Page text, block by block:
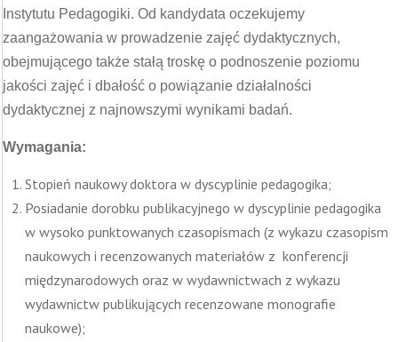
Instytutu Pedagogiki. Od kandydata oczekujemy
zaangażowania w prowadzenie zajęć dydaktycznych,
obejmującego także stałą troskę o podnoszenie poziomu
jakości zajęć i dbałość o powiązanie działalności
dydaktycznej z najnowszymi wynikami badań.
Wymagania:
Stopień naukowy doktora w dyscyplinie pedagogika;
Posiadanie dorobku publikacyjnego w dyscyplinie pedagogika
w wysoko punktowanych czasopismach (z wykazu czasopism
naukowych i recenzowanych materiałów z konferencji
międzynarodowych oraz w wydawnictwach z wykazu
wydawnictw publikujących recenzowane monografie
naukowe);